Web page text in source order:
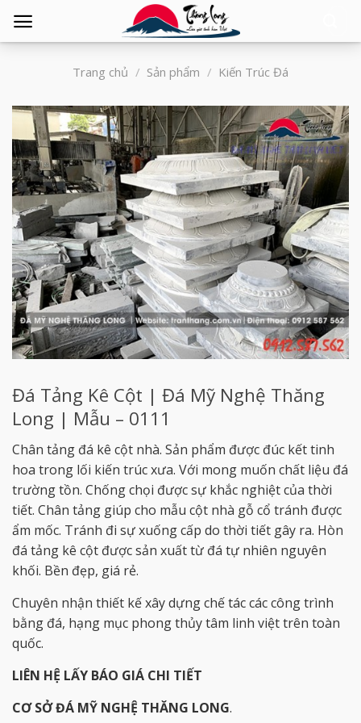
Trang chủ / Sản phẩm / Kiến Trúc Đá
Đá Tảng Kê Cột | Đá Mỹ Nghệ Thăng
Long | Mẫu – 0111
Chân tảng đá kê cột nhà. Sản phẩm được đúc kết tinh
hoa trong lối kiến trúc xưa. Với mong muốn chất liệu đá
trường tồn. Chống chọi được sự khắc nghiệt của thời
tiết. Chân tảng giúp cho mẫu cột nhà gỗ cổ tránh được
ẩm mốc. Tránh đi sự xuống cấp do thời tiết gây ra. Hòn
đá tảng kê cột được sản xuất từ đá tự nhiên nguyên
khối. Bền đẹp, giá rẻ.
Chuyên nhận thiết kế xây dựng chế tác các công trình
bằng đá, hạng mục phong thủy tâm linh việt trên toàn
quốc.
LIÊN HỆ LẤY BÁO GIÁ CHI TIẾT
CƠ SỞ ĐÁ MỸ NGHỆ THĂNG LONG.